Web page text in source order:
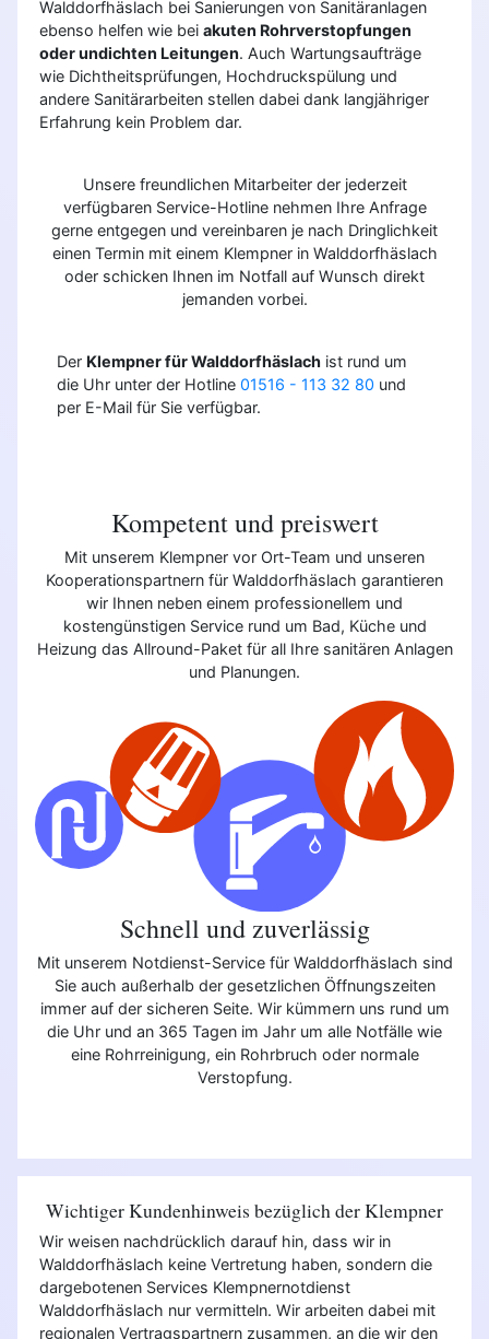
Walddorfhäslach bei Sanierungen von Sanitäranlagen
ebenso helfen wie bei akuten Rohrverstopfungen
oder undichten Leitungen. Auch Wartungsaufträge
wie Dichtheitsprüfungen, Hochdruckspülung und
andere Sanitärarbeiten stellen dabei dank langjähriger
Erfahrung kein Problem dar.
Unsere freundlichen Mitarbeiter der jederzeit
verfügbaren Service-Hotline nehmen Ihre Anfrage
gerne entgegen und vereinbaren je nach Dringlichkeit
einen Termin mit einem Klempner in Walddorfhäslach
oder schicken Ihnen im Notfall auf Wunsch direkt
jemanden vorbei.
Der Klempner für Walddorfhäslach ist rund um
die Uhr unter der Hotline 01516 - 113 32 80 und
per E-Mail für Sie verfügbar.
Kompetent und preiswert
Mit unserem Klempner vor Ort-Team und unseren
Kooperationspartnern für Walddorfhäslach garantieren
wir Ihnen neben einem professionellem und
kostengünstigen Service rund um Bad, Küche und
Heizung das Allround-Paket für all Ihre sanitären Anlagen
und Planungen.
Schnell und zuverlässig
Mit unserem Notdienst-Service für Walddorfhäslach sind
Sie auch außerhalb der gesetzlichen Öffnungszeiten
immer auf der sicheren Seite. Wir kümmern uns rund um
die Uhr und an 365 Tagen im Jahr um alle Notfälle wie
eine Rohrreinigung, ein Rohrbruch oder normale
Verstopfung.
Wichtiger Kundenhinweis bezüglich der Klempner
Wir weisen nachdrücklich darauf hin, dass wir in
Walddorfhäslach keine Vertretung haben, sondern die
dargebotenen Services Klempnernotdienst
Walddorfhäslach nur vermitteln. Wir arbeiten dabei mit
regionalen Vertragspartnern zusammen, an die wir den